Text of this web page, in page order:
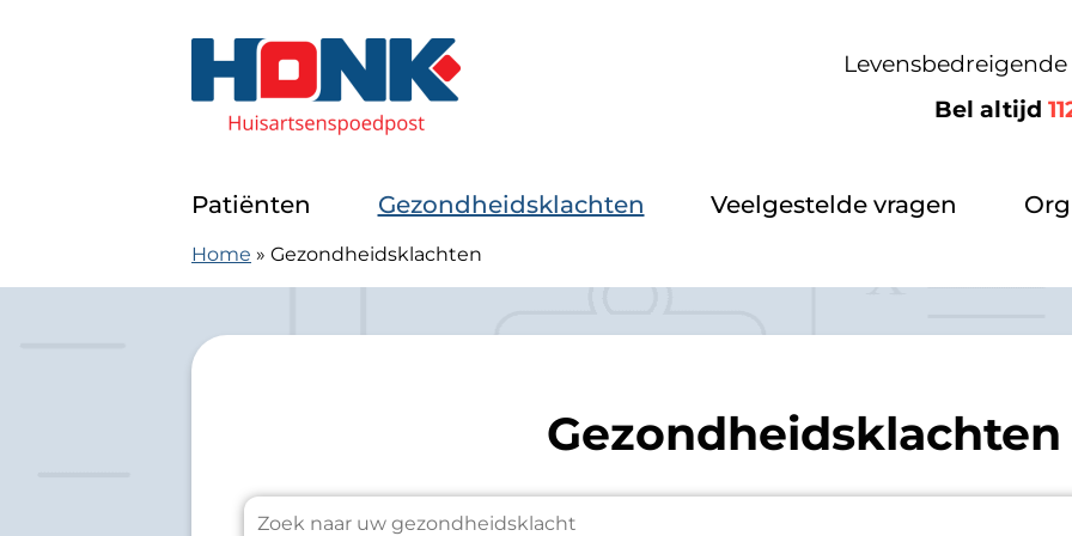
Bel altijd
Patiënten Gezondheidsklachten Veelgestelde vragen
Home » Gezondheidsklachten
Gezondheidsklachten